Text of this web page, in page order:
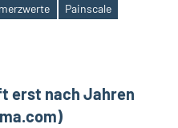
Painscale
erst nach Jahren